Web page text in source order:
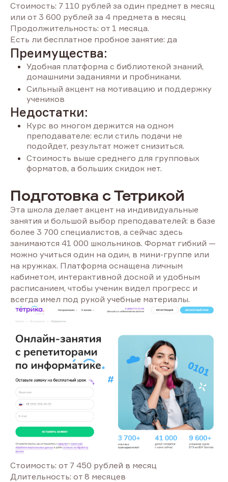
Стоимость: 7 110 рублей за один предмет в месяц
или от 3 600 рублей за 4 предмета в месяц
Продолжительность: от 1 месяца.
Есть ли бесплатное пробное занятие: да
Преимущества:
Удобная платформа с библиотекой знаний,
домашними заданиями и пробниками.
Сильный акцент на мотивацию и поддержку
учеников
Недостатки:
Курс во многом держится на одном
преподавателе: если стиль подачи не
подойдет, результат может снизиться.
Стоимость выше среднего для групповых
форматов, а больших скидок нет.
Подготовка с Тетрикой
Эта школа делает акцент на индивидуальные
занятия и большой выбор преподавателей: в базе
более 3 700 специалистов, а сейчас здесь
занимаются 41 000 школьников. Формат гибкий —
можно учиться один на один, в мини-группе или
на кружках. Платформа оснащена личным
кабинетом, интерактивной доской и удобным
расписанием, чтобы ученик видел прогресс и
всегда имел под рукой учебные материалы.
Стоимость: от 7 450 рублей в месяц
Длительность: от 8 месяцев